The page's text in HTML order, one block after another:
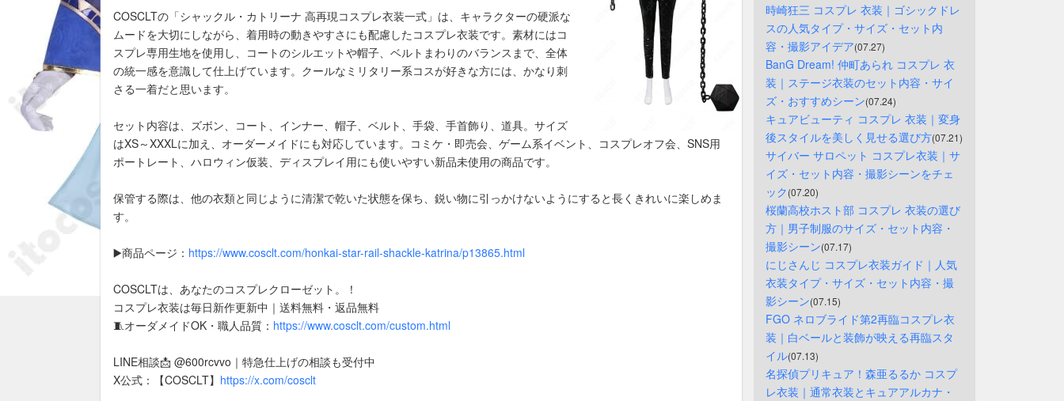
COSCLTの「シャックル・カトリーナ 高再現コスプレ衣装一式」は、キャラクターの硬派な
ムードを大切にしながら、着用時の動きやすさにも配慮したコスプレ衣装です。素材にはコ
スプレ専用生地を使用し、コートのシルエットや帽子、ベルトまわりのバランスまで、全体
の統一感を意識して仕上げています。クールなミリタリー系コスが好きな方には、かなり刺
さる一着だと思います。
セット内容は、ズボン、コート、インナー、帽子、ベルト、手袋、手首飾り、道具。サイズ
はXS～XXXLに加え、オーダーメイドにも対応しています。コミケ・即売会、ゲーム系イベント、コスプレオフ会、SNS用
ポートレート、ハロウィン仮装、ディスプレイ用にも使いやすい新品未使用の商品です。
保管する際は、他の衣類と同じように清潔で乾いた状態を保ち、鋭い物に引っかけないようにすると長くきれいに楽しめま
す。
▶️商品ページ： https://www.cosclt.com/honkai-star-rail-shackle-katrina/p13865.html
COSCLTは、あなたのコスプレクローゼット。！
コスプレ衣装は毎日新作更新中｜送料無料・返品無料
🧵オーダメイドOK・職人品質： https://www.cosclt.com/custom.html
LINE相談📩 @600rcvvo｜特急仕上げの相談も受付中
X公式：【COSCLT】 https://x.com/cosclt
時崎狂三 コスプレ 衣装｜ゴシックドレ
スの人気タイプ・サイズ・セット内
容・撮影アイデア(07.27)
BanG Dream! 仲町あられ コスプレ 衣
装｜ステージ衣装のセット内容・サイ
ズ・おすすめシーン(07.24)
キュアビューティ コスプレ 衣装｜変身
後スタイルを美しく見せる選び方(07.21)
サイバー サロペット コスプレ衣装｜サ
イズ・セット内容・撮影シーンをチェ
ック(07.20)
桜蘭高校ホスト部 コスプレ 衣装の選び
方｜男子制服のサイズ・セット内容・
撮影シーン(07.17)
にじさんじ コスプレ衣装ガイド｜人気
衣装タイプ・サイズ・セット内容・撮
影シーン(07.15)
FGO ネロブライド第2再臨コスプレ衣
装｜白ベールと装飾が映える再臨スタ
イル(07.13)
名探偵プリキュア！森亜るるか コスプ
レ衣装｜通常衣装とキュアアルカナ・